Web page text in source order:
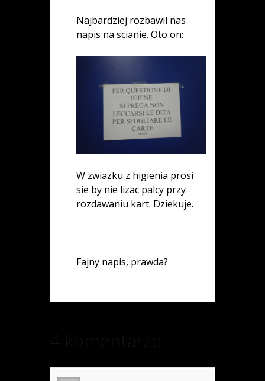
Najbardziej rozbawil nas
napis na scianie. Oto on:
W zwiazku z higienia prosi
sie by nie lizac palcy przy
rozdawaniu kart. Dziekuje.
Fajny napis, prawda?